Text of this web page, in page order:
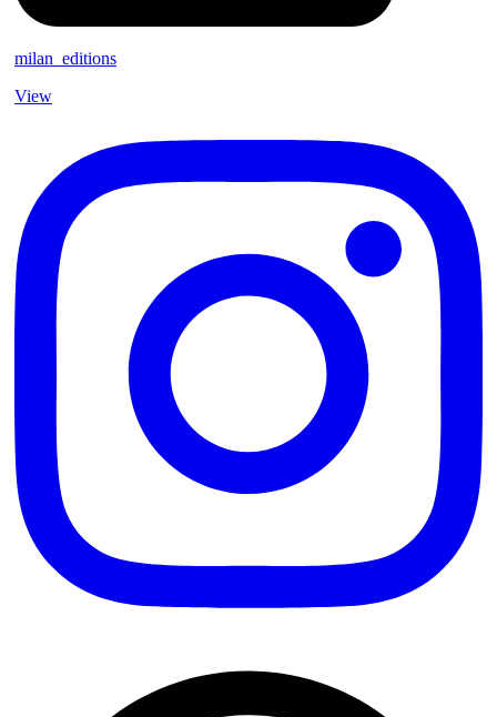
milan_editions
View